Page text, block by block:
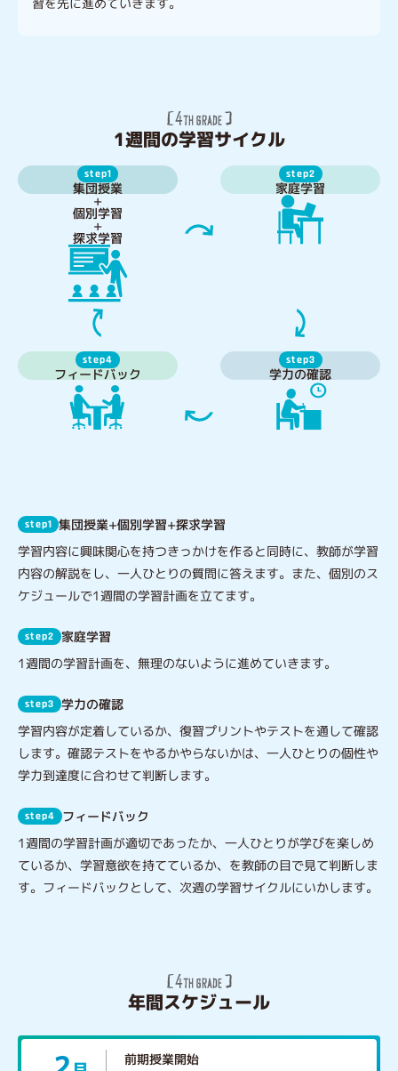
1週間の学習サイクル
step1
集団授業
+
個別学習
+
探求学習
step2
家庭学習
step3
学力の確認
step4
フィードバック
step1 集団授業+個別学習+探求学習
学習内容に興味関心を持つきっかけを作ると同時に、教師が学習
内容の解説をし、一人ひとりの質問に答えます。また、個別のス
ケジュールで1週間の学習計画を立てます。
step2 家庭学習
1週間の学習計画を、無理のないように進めていきます。
step3 学力の確認
学習内容が定着しているか、復習プリントやテストを通して確認
します。確認テストをやるかやらないかは、一人ひとりの個性や
学力到達度に合わせて判断します。
step4 フィードバック
1週間の学習計画が適切であったか、一人ひとりが学びを楽しめ
ているか、学習意欲を持てているか、を教師の目で見て判断しま
す。フィードバックとして、次週の学習サイクルにいかします。
年間スケジュール
前期授業開始